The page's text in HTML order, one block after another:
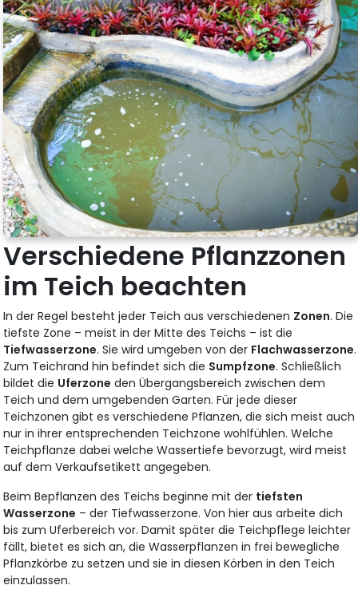
Verschiedene Pflanzzonen
im Teich beachten
In der Regel besteht jeder Teich aus verschiedenen Zonen. Die
tiefste Zone – meist in der Mitte des Teichs – ist die
Tiefwasserzone. Sie wird umgeben von der Flachwasserzone.
Zum Teichrand hin befindet sich die Sumpfzone. Schließlich
bildet die Uferzone den Übergangsbereich zwischen dem
Teich und dem umgebenden Garten. Für jede dieser
Teichzonen gibt es verschiedene Pflanzen, die sich meist auch
nur in ihrer entsprechenden Teichzone wohlfühlen. Welche
Teichpflanze dabei welche Wassertiefe bevorzugt, wird meist
auf dem Verkaufsetikett angegeben.
Beim Bepflanzen des Teichs beginne mit der tiefsten
Wasserzone – der Tiefwasserzone. Von hier aus arbeite dich
bis zum Uferbereich vor. Damit später die Teichpflege leichter
fällt, bietet es sich an, die Wasserpflanzen in frei bewegliche
Pflanzkörbe zu setzen und sie in diesen Körben in den Teich
einzulassen.